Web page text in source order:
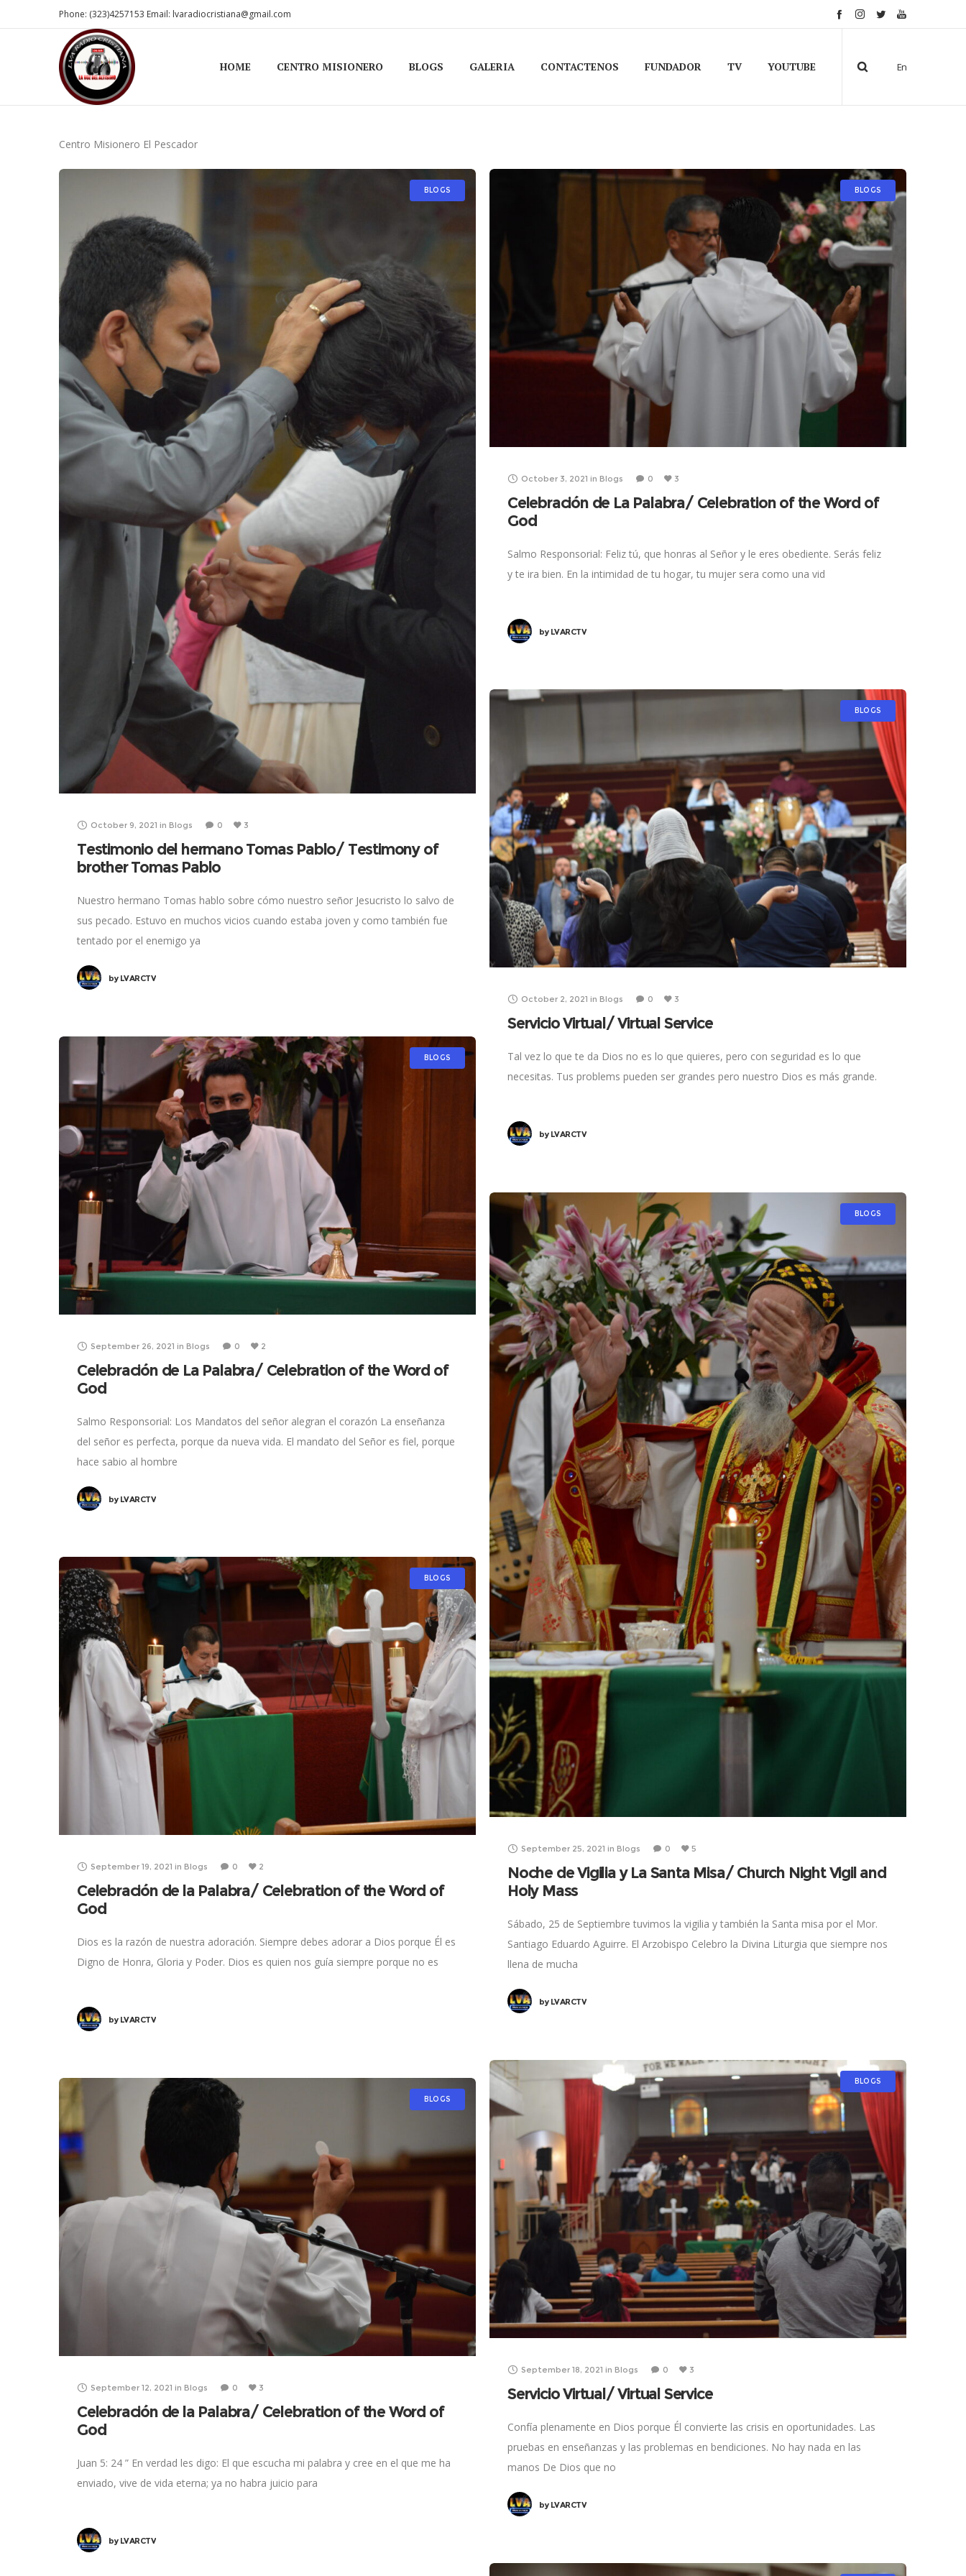
Phone: (323)4257153 Email: lvaradiocristiana@gmail.com
En
HOME CENTRO MISIONERO BLOGS GALERIA CONTACTENOS FUNDADOR TV YOUTUBE
Centro Misionero El Pescador
BLOGS
October 9, 2021 in Blogs 0 3
Testimonio del hermano Tomas Pablo/ Testimony of
brother Tomas Pablo
Nuestro hermano Tomas hablo sobre cómo nuestro señor Jesucristo lo salvo de
sus pecado. Estuvo en muchos vicios cuando estaba joven y como también fue
tentado por el enemigo ya
byLVARCTV
BLOGS
October 3, 2021 in Blogs 0 3
Celebración de La Palabra/ Celebration of the Word of
God
Salmo Responsorial: Feliz tú, que honras al Señor y le eres obediente. Serás feliz
y te ira bien. En la intimidad de tu hogar, tu mujer sera como una vid
byLVARCTV
BLOGS
October 2, 2021 in Blogs 0 3
Servicio Virtual/ Virtual Service
Tal vez lo que te da Dios no es lo que quieres, pero con seguridad es lo que
necesitas. Tus problems pueden ser grandes pero nuestro Dios es más grande.
byLVARCTV
BLOGS
September 26, 2021 in Blogs 0 2
Celebración de La Palabra/ Celebration of the Word of
God
Salmo Responsorial: Los Mandatos del señor alegran el corazón La enseñanza
del señor es perfecta, porque da nueva vida. El mandato del Señor es fiel, porque
hace sabio al hombre
byLVARCTV
BLOGS
September 25, 2021 in Blogs 0 5
Noche de Vigilia y La Santa Misa/ Church Night Vigil and
Holy Mass
Sábado, 25 de Septiembre tuvimos la vigilia y también la Santa misa por el Mor.
Santiago Eduardo Aguirre. El Arzobispo Celebro la Divina Liturgia que siempre nos
llena de mucha
byLVARCTV
BLOGS
September 19, 2021 in Blogs 0 2
Celebración de la Palabra/ Celebration of the Word of
God
Dios es la razón de nuestra adoración. Siempre debes adorar a Dios porque Él es
Digno de Honra, Gloria y Poder. Dios es quien nos guía siempre porque no es
byLVARCTV
BLOGS
September 18, 2021 in Blogs 0 3
Servicio Virtual/ Virtual Service
Confía plenamente en Dios porque Él convierte las crisis en oportunidades. Las
pruebas en enseñanzas y las problemas en bendiciones. No hay nada en las
manos De Dios que no
byLVARCTV
BLOGS
September 12, 2021 in Blogs 0 3
Celebración de la Palabra/ Celebration of the Word of
God
Juan 5: 24 ” En verdad les digo: El que escucha mi palabra y cree en el que me ha
enviado, vive de vida eterna; ya no habra juicio para
byLVARCTV